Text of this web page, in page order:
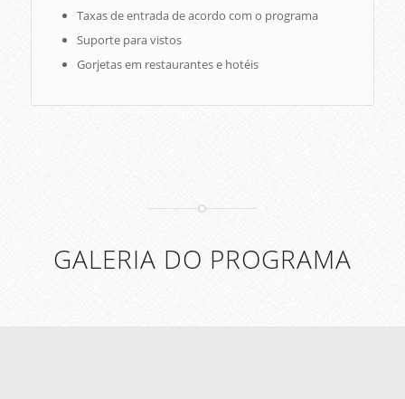
Taxas de entrada de acordo com o programa
Suporte para vistos
Gorjetas em restaurantes e hotéis
GALERIA DO PROGRAMA